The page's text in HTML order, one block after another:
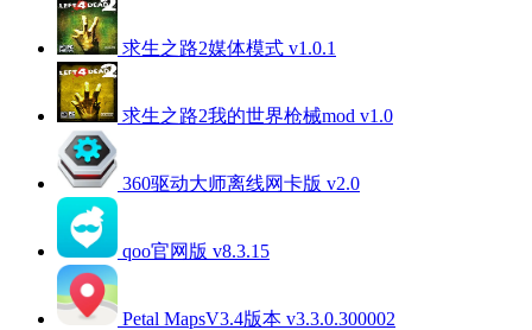
求生之路2媒体模式 v1.0.1
求生之路2我的世界枪械mod v1.0
360驱动大师离线网卡版 v2.0
qoo官网版 v8.3.15
Petal MapsV3.4版本 v3.3.0.300002